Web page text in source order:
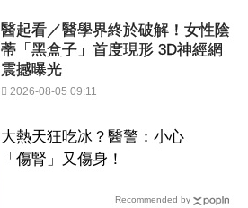
醫起看／醫學界終於破解！女性陰
蒂「黑盒子」首度現形 3D神經網
震撼曝光
2026-08-05 09:11
大熱天狂吃冰？醫警：小心
「傷腎」又傷身！
Recommended by